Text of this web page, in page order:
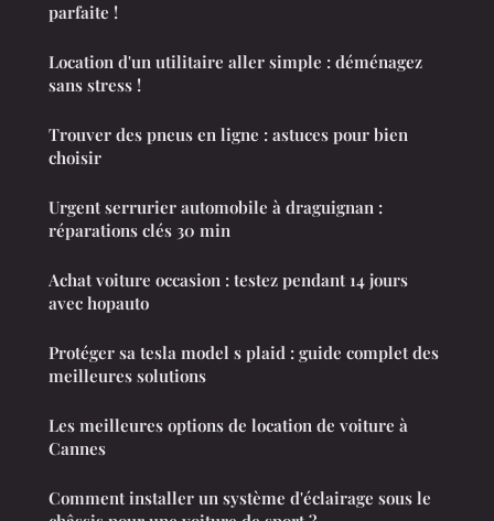
parfaite !
Location d'un utilitaire aller simple : déménagez
sans stress !
Trouver des pneus en ligne : astuces pour bien
choisir
Urgent serrurier automobile à draguignan :
réparations clés 30 min
Achat voiture occasion : testez pendant 14 jours
avec hopauto
Protéger sa tesla model s plaid : guide complet des
meilleures solutions
Les meilleures options de location de voiture à
Cannes
Comment installer un système d'éclairage sous le